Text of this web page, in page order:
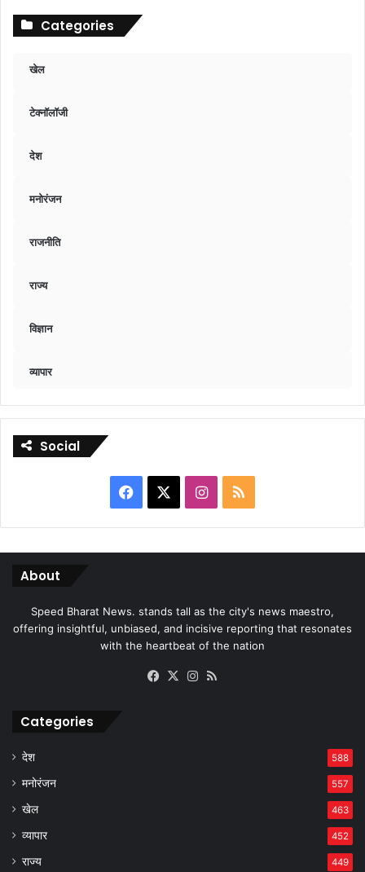
Categories
खेल
टेक्नॉलॉजी
देश
मनोरंजन
राजनीति
राज्य
विज्ञान
व्यापार
Social
Facebook Instagram
RSS
About
Speed Bharat News. stands tall as the city's news maestro,
offering insightful, unbiased, and incisive reporting that resonates
with the heartbeat of the nation
Facebook
X Instagram
Categories
देश 588
मनोरंजन 557
खेल 463
व्यापार 452
राज्य 449